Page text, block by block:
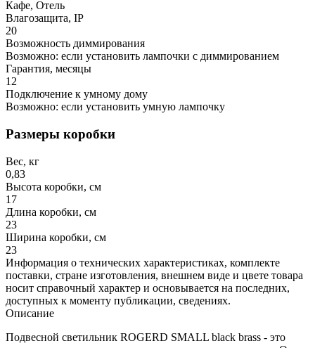
Кафе, Отель
Влагозащита, IP
20
Возможность диммирования
Возможно: если установить лампочки с диммированием
Гарантия, месяцы
12
Подключение к умному дому
Возможно: если установить умную лампочку
Размеры коробки
Вес, кг
0,83
Высота коробки, см
17
Длина коробки, см
23
Ширина коробки, см
23
Информация о технических характеристиках, комплекте
поставки, стране изготовления, внешнем виде и цвете товара
носит справочный характер и основывается на последних,
доступных к моменту публикации, сведениях.
Описание
Подвесной светильник ROGERD SMALL black brass - это